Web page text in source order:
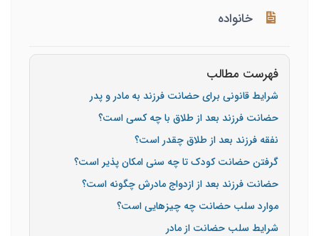
خانواده
فهرست مطالب
شرایط قانونی برای حضانت فرزند به مادر و پدر
حضانت فرزند بعد از طلاق با چه کسی است؟
نفقه فرزند بعد از طلاق چقدر است؟
گرفتن حضانت کودک تا چه سنی امکان پذیر است؟
حضانت فرزند بعد از ازدواج مادرش چگونه است؟
موارد سلب حضانت چه چیزهایی است؟
شرایط سلب حضانت از مادر